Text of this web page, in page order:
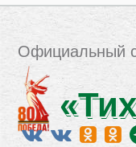
Официальный